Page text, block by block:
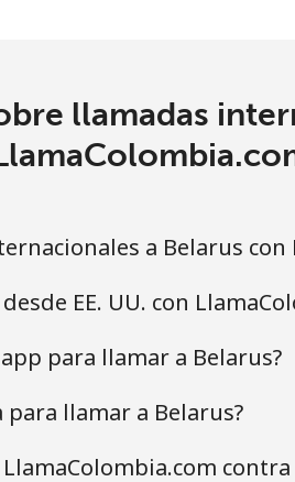
llamadas
a Belarus con
EE. UU. con
para llamar a Belarus?
llamar a Belarus?